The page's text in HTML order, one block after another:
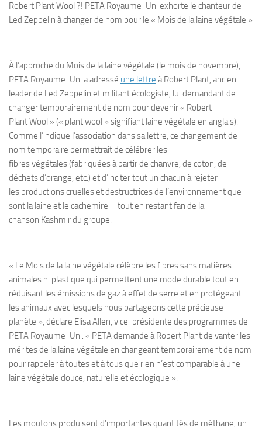
Robert Plant Wool ?! PETA Royaume-Uni exhorte le chanteur de
Led Zeppelin à changer de nom pour le « Mois de la laine végétale »
À l’approche du Mois de la laine végétale (le mois de novembre),
PETA Royaume-Uni a adressé une lettre à Robert Plant, ancien
leader de Led Zeppelin et militant écologiste, lui demandant de
changer temporairement de nom pour devenir « Robert
Plant Wool » (« plant wool » signifiant laine végétale en anglais).
Comme l’indique l’association dans sa lettre, ce changement de
nom temporaire permettrait de célébrer les
fibres végétales (fabriquées à partir de chanvre, de coton, de
déchets d’orange, etc.) et d’inciter tout un chacun à rejeter
les productions cruelles et destructrices de l’environnement que
sont la laine et le cachemire – tout en restant fan de la
chanson Kashmir du groupe.
« Le Mois de la laine végétale célèbre les fibres sans matières
animales ni plastique qui permettent une mode durable tout en
réduisant les émissions de gaz à effet de serre et en protégeant
les animaux avec lesquels nous partageons cette précieuse
planète », déclare Elisa Allen, vice-présidente des programmes de
PETA Royaume-Uni. « PETA demande à Robert Plant de vanter les
mérites de la laine végétale en changeant temporairement de nom
pour rappeler à toutes et à tous que rien n’est comparable à une
laine végétale douce, naturelle et écologique ».
Les moutons produisent d’importantes quantités de méthane, un